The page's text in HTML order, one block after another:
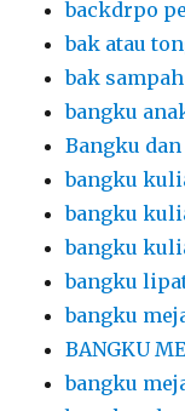
backdrpo
bak atau
bak sampah
bangku
Bangku
bangku
bangku
bangku
bangku
bangku
BANGKU
bangku